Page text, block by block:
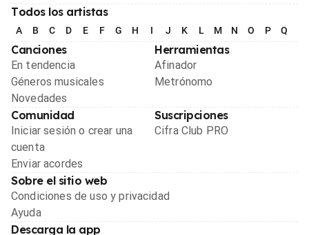
Todos los artistas
A B C D E F G H I J K L M N O P Q
Canciones
En tendencia
Géneros musicales
Novedades
Herramientas
Afinador
Metrónomo
Comunidad
Iniciar sesión o crear una
cuenta
Enviar acordes
Suscripciones
Cifra Club PRO
Sobre el sitio web
Condiciones de uso y privacidad
Ayuda
Descarga la app